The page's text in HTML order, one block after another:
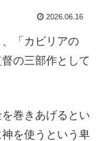
2026.06.16
「カビリアの
の三部作として
巻きあげるとい
を使うという卑